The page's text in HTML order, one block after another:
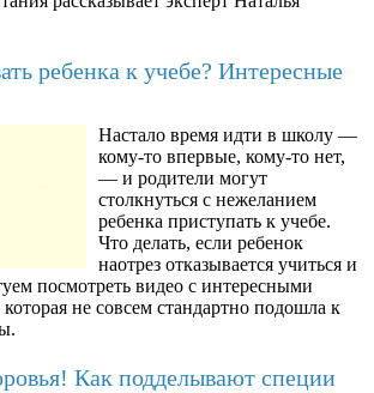
ребенка к учебе? Интересные
Настало время идти в школу —
кому-то впервые, кому-то нет,
— и родители могут
столкнуться с нежеланием
ребенка приступать к учебе.
Что делать, если ребенок
наотрез отказывается учиться и
посмотреть видео с интересными
не совсем стандартно подошла к
Как подделывают специи